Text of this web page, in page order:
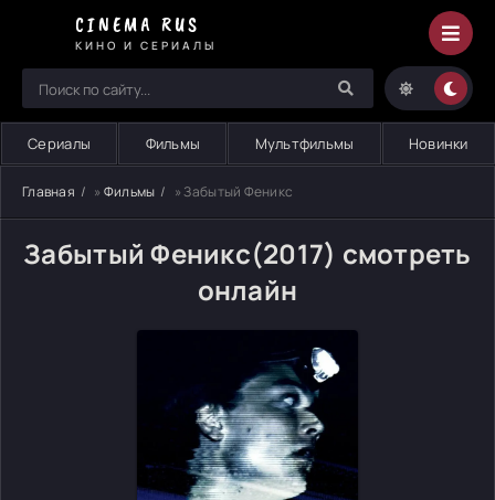
CINEMA RUS
КИНО И СЕРИАЛЫ
Сериалы Фильмы Мультфильмы Новинки
Главная » Фильмы » Забытый Феникс
Забытый Феникс(2017) смотреть
онлайн